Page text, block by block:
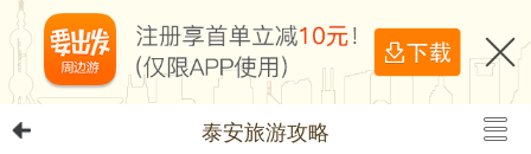
泰安旅游攻略